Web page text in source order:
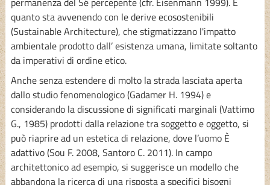
quanto sta avvenendo con le derive ecosostenibili
(Sustainable Architecture), che stigmatizzano l'impatto
ambientale prodotto dall’ esistenza umana, limitate soltanto
da imperativi di ordine etico.
Anche senza estendere di molto la strada lasciata aperta
dallo studio fenomenologico (Gadamer H. 1994) e
considerando la discussione di significati marginali (Vattimo
G., 1985) prodotti dalla relazione tra soggetto e oggetto, si
può riaprire ad un estetica di relazione, dove l’uomo È
adattivo (Sou F. 2008, Santoro C. 2011). In campo
architettonico ad esempio, si suggerisce un modello che
abbandona la ricerca di una risposta a specifici bisogni